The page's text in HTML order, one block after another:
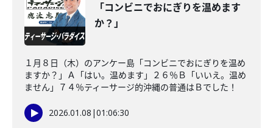
「コンビニでおにぎりを温めます
か？」
１月８日（木）のアンケー島「コンビニでおにぎりを温め
ますか？」Ａ「はい。温めます」２６％Ｂ「いいえ。温め
ません」７４％ティーサージ的沖縄の普通はＢでした！
2026.01.08 |01:06:30